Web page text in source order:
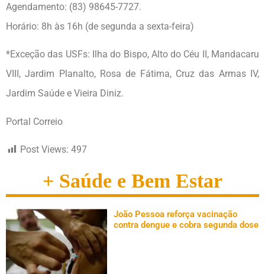
Agendamento: (83) 98645-7727.
Horário: 8h às 16h (de segunda a sexta-feira)
*Exceção das USFs: Ilha do Bispo, Alto do Céu II, Mandacaru
VIII, Jardim Planalto, Rosa de Fátima, Cruz das Armas IV,
Jardim Saúde e Vieira Diniz.
Portal Correio
Post Views: 497
+ Saúde e Bem Estar
João Pessoa reforça vacinação
contra dengue e cobra segunda dose